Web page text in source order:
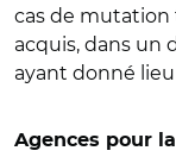
cas de mutation
acquis, dans un
ayant donné
Agences pour